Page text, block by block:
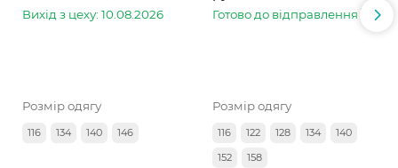
колоски
Вихід з цеху: 10.08.2026
Розмір одягу
116 134 140 146
Готово до відправлення
Розмір одягу
116 122 128 134
140
152
158